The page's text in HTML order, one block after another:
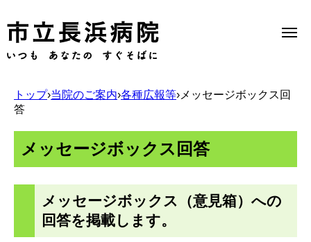
Select Language
当院のご案内
受診のご案内
トップ›当院のご案内›各種広報等› メッセージボックス回
答
メッセージボックス回答
メッセージボックス（意見箱）への
回答を掲載します。